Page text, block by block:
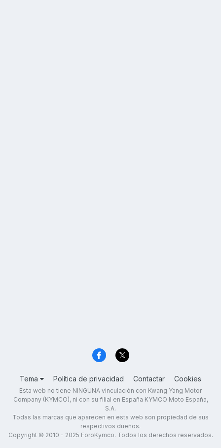
Tema Política de privacidad Contactar Cookies
Esta web no tiene NINGUNA vinculación con Kwang Yang Motor
Company (KYMCO), ni con su filial en España KYMCO Moto España,
S.A.
Todas las marcas que aparecen en esta web son propiedad de sus
respectivos dueños.
Copyright © 2010 - 2025 ForoKymco. Todos los derechos reservados.